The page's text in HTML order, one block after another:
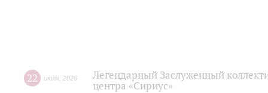
22 июля 2026
Легендарный Заслуженный
центра «Сириус»